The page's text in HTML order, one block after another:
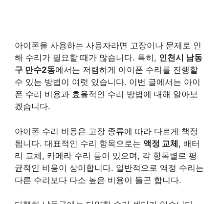
아이폰을 사용하는 사용자라면 고장이나 문제로 인
해 수리가 필요할 때가 많습니다. 특히, 인천시 남동
구 만수2동에서는 저렴하게 아이폰 수리를 진행할
수 있는 방법이 여럿 있습니다. 이번 글에서는 아이
폰 수리 비용과 효율적인 수리 방법에 대해 알아보
겠습니다.
아이폰 수리 비용은 고장 종류에 따라 다르게 책정
됩니다. 대표적인 수리 항목으로는 액정 교체, 배터
리 교체, 카메라 수리 등이 있으며, 각 항목별로 평
균적인 비용이 상이합니다. 일반적으로 액정 수리는
다른 수리보다 다소 높은 비용이 들곤 합니다.